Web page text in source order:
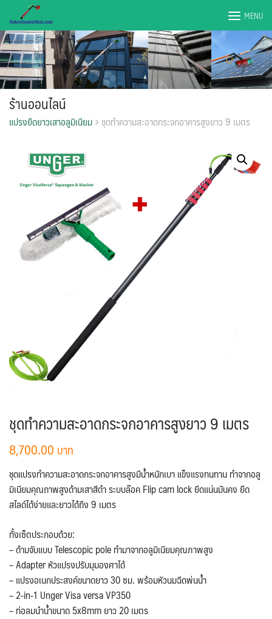
content
MENU
ร้านออนไลน์
แปรงยืดยาวเสาอลูมิเนียม ชุดทำความสะอาดกระจกอาคารสูงยาว 9 เมตร
ชุดทำความสะอาดกระจกอาคารสูงยาว 9 เมตร
8,700.00
ชุดแปรงทำความสะอาดกระจกอาคารสูงมีน้ำหนักเบา แข็งแรงทนทาน ทำจากอลู
มิเนียมคุณถาพสูงด้ามเสาสีดำ ระบบล๊อค Flip cam lock ยึดแน่นมันคง ยืด
สไลด์ได้ง่ายและยาวได้ถึง 9 เมตร
ทั้งเซ็ตประกอบด้วย:
– ด้ามจับแบบ Telescopic pole ทำมาจากอลูมิเนียมคุณภาพสูง
– Adapter หัวแปรงปรับมุมองศาได้
– แปรงอเนกประสงค์ขนาดยาว 30 ซม. พร้อมหัวนมฉีดพ่นน้ำ
– 2-in-1 Unger Visa versa VP350
– ท่อลมนำน้ำขนาด 5x8mm ยาว 20 เมตร